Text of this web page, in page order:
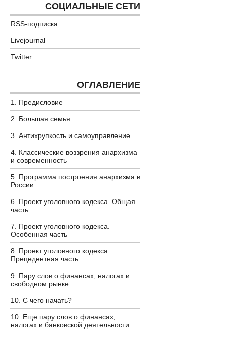
СОЦИАЛЬНЫЕ СЕТИ
RSS-подписка
Livejournal
Twitter
ОГЛАВЛЕНИЕ
1. Предисловие
2. Большая семья
3. Антихрупкость и самоуправление
4. Классические воззрения анархизма
и современность
5. Программа построения анархизма в
России
6. Проект уголовного кодекса. Общая
часть
7. Проект уголовного кодекса.
Особенная часть
8. Проект уголовного кодекса.
Прецедентная часть
9. Пару слов о финансах, налогах и
свободном рынке
10. С чего начать?
10. Еще пару слов о финансах,
налогах и банковской деятельности